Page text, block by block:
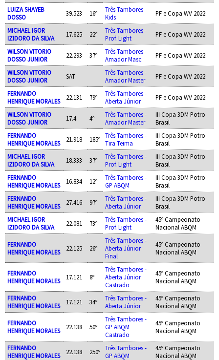
LUIZA SHAYEB
DOSSO
39.523 16º
Três Tambores -
Kids
PF e Copa WV 2022
MICHAEL IGOR
IZIDORO DA SILVA
17.625 22º
Três Tambores -
Prof. Light
PF e Copa WV 2022
WILSON VITORIO
DOSSO JUNIOR
22.293 37º
Três Tambores -
Amador Masc.
PF e Copa WV 2022
WILSON VITORIO
DOSSO JUNIOR
SAT
Três Tambores -
Amador Master
PF e Copa WV 2022
FERNANDO
HENRIQUE MORALES
22.131 79º
Três Tambores -
Aberta Júnior
PF e Copa WV 2022
WILSON VITORIO
DOSSO JUNIOR
17.4 4º
Três Tambores -
Amador Master
III Copa 3DM Potro
Brasil
FERNANDO
HENRIQUE MORALES
21.918 185º
Três Tambores -
Tira Teima
III Copa 3DM Potro
Brasil
MICHAEL IGOR
IZIDORO DA SILVA
18.333 37º
Três Tambores -
Prof. Light
III Copa 3DM Potro
Brasil
FERNANDO
HENRIQUE MORALES
16.834 12º
Três Tambores -
GP ABQM
III Copa 3DM Potro
Brasil
FERNANDO
HENRIQUE MORALES
27.416 97º
Três Tambores -
Aberta Júnior
III Copa 3DM Potro
Brasil
MICHAEL IGOR
IZIDORO DA SILVA
22.081 73º
Três Tambores -
Prof. Light
45º Campeonato
Nacional ABQM
FERNANDO
HENRIQUE MORALES
22.125 26º
Três Tambores -
Aberta Júnior
Final
45º Campeonato
Nacional ABQM
FERNANDO
HENRIQUE MORALES
17.121 8º
Três Tambores -
Aberta Júnior
Castrado
45º Campeonato
Nacional ABQM
FERNANDO
HENRIQUE MORALES
17.121 34º
Três Tambores -
Aberta Júnior
45º Campeonato
Nacional ABQM
FERNANDO
HENRIQUE MORALES
22.138 50º
Três Tambores -
GP ABQM
Castrado
45º Campeonato
Nacional ABQM
FERNANDO
HENRIQUE MORALES
22.138 250º
Três Tambores -
GP ABQM
45º Campeonato
Nacional ABQM